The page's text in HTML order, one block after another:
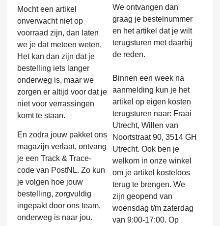
Mocht een artikel
onverwacht niet op
voorraad zijn, dan laten
we je dat meteen weten.
Het kan dan zijn dat je
bestelling iets langer
onderweg is, maar we
zorgen er altijd voor dat je
niet voor verrassingen
komt te staan.
En zodra jouw pakket ons
magazijn verlaat, ontvang
je een Track & Trace-
code van PostNL. Zo kun
je volgen hoe jouw
bestelling, zorgvuldig
ingepakt door ons team,
onderweg is naar jou.
We ontvangen dan
graag je bestelnummer
en het artikel dat je wilt
terugsturen met daarbij
de reden.
Binnen een week na
aanmelding kun je het
artikel op eigen kosten
terugsturen naar: Fraai
Utrecht, Willen van
Noortstraat 90, 3514 GH
Utrecht. Ook ben je
welkom in onze winkel
om je artikel kosteloos
terug te brengen. We
zijn geopend van
woensdag t/m zaterdag
van 9:00-17:00. Op